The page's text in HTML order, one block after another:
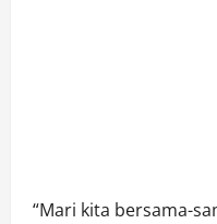
“Mari kita bersama-